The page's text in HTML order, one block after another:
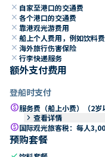
close 自家至港口的交通费
close 各个港口的交通费
close 靠港观光游费用
close 船上个人费用，例如饮料
close 海外旅行伤害保险
close 行李快递服务
额外支付费用
登船时支付
paid服务费（船上小费）（2岁
keyboard_arrow_right 查看详情
paid国际观光旅客税：每人
预购套餐